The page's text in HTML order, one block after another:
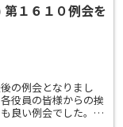
１６１０例会を
の例会となりまし
役員の皆様からの挨
良い例会でした。次